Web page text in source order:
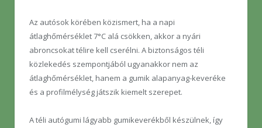
Az autósok körében közismert, ha a napi
átlaghőmérséklet 7°C alá csökken, akkor a nyári
abroncsokat télire kell cserélni. A biztonságos téli
közlekedés szempontjából ugyanakkor nem az
átlaghőmérséklet, hanem a gumik alapanyag-keveréke
és a profilmélység játszik kiemelt szerepet.
A téli autógumi lágyabb gumikeverékből készülnek, így